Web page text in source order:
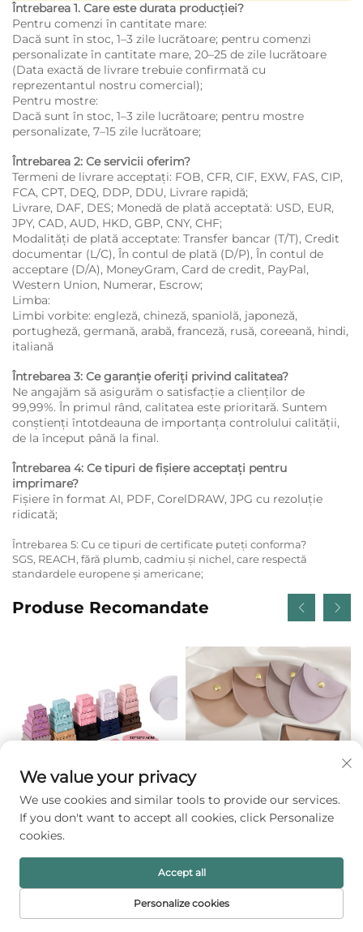
Întrebarea 1. Care este durata producției?
Pentru comenzi în cantitate mare:
Dacă sunt în stoc, 1–3 zile lucrătoare; pentru comenzi
personalizate în cantitate mare, 20–25 de zile lucrătoare
(Data exactă de livrare trebuie confirmată cu
reprezentantul nostru comercial);
Pentru mostre:
Dacă sunt în stoc, 1–3 zile lucrătoare; pentru mostre
personalizate, 7–15 zile lucrătoare;
Întrebarea 2: Ce servicii oferim?
Termeni de livrare acceptați: FOB, CFR, CIF, EXW, FAS, CIP,
FCA, CPT, DEQ, DDP, DDU, Livrare rapidă;
Livrare, DAF, DES; Monedă de plată acceptată: USD, EUR,
JPY, CAD, AUD, HKD, GBP, CNY, CHF;
Modalități de plată acceptate: Transfer bancar (T/T), Credit
documentar (L/C), În contul de plată (D/P), În contul de
acceptare (D/A), MoneyGram, Card de credit, PayPal,
Western Union, Numerar, Escrow;
Limba:
Limbi vorbite: engleză, chineză, spaniolă, japoneză,
portugheză, germană, arabă, franceză, rusă, coreeană, hindi,
italiană
Întrebarea 3: Ce garanție oferiți privind calitatea?
Ne angajăm să asigurăm o satisfacție a clienților de
99,99%. În primul rând, calitatea este prioritară. Suntem
conștienți întotdeauna de importanța controlului calității,
de la început până la final.
Întrebarea 4: Ce tipuri de fișiere acceptați pentru
imprimare?
Fișiere în format AI, PDF, CorelDRAW, JPG cu rezoluție
ridicată;
Întrebarea 5: Cu ce tipuri de certificate puteți conforma?
SGS, REACH, fără plumb, cadmiu și nichel, care respectă
standardele europene și americane;
Produse Recomandate
Cutie de ambalare
cu sertar, din carton rigid,
semnată, pentru
excepțională pentru
piele sintetică PU, pentru
bijuterii, tip plic cu buton
de fixare, cu căptușeală
moale din microfibră,
Obțineți o ofertă gratuită
We value your privacy
We use cookies and similar tools to provide our services.
If you don't want to accept all cookies, click Personalize
cookies.
Personalize cookies
Accept all